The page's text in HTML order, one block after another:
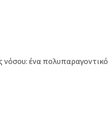
νόσου: ένα πολυπαραγοντικό